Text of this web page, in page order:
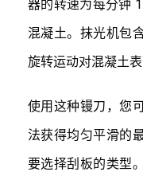
器的转速为每分钟
混凝土。抹光机包
旋转运动对混凝土
使用这种镘刀，您
法获得均匀平滑的
要选择刮板的类型